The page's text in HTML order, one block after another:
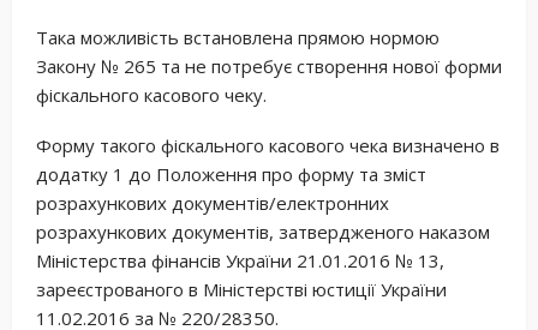
Така можливість встановлена прямою нормою
Закону № 265 та не потребує створення нової форми
фіскального касового чеку.
Форму такого фіскального касового чека визначено в
додатку 1 до Положення про форму та зміст
розрахункових документів/електронних
розрахункових документів, затвердженого наказом
Міністерства фінансів України 21.01.2016 № 13,
зареєстрованого в Міністерстві юстиції України
11.02.2016 за № 220/28350.